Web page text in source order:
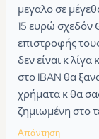
μεγαλο σε
15 ευρώ σχεδόν
επιστροφής
δεν είναι κ
στο IBAN θα
χρήματα κ θα
ζημιωμένη στο
Απάντηση